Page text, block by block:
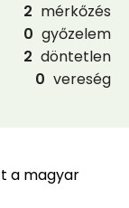
2 mérkőzés
0 győzelem
2 döntetlen
0 vereség
a magyar